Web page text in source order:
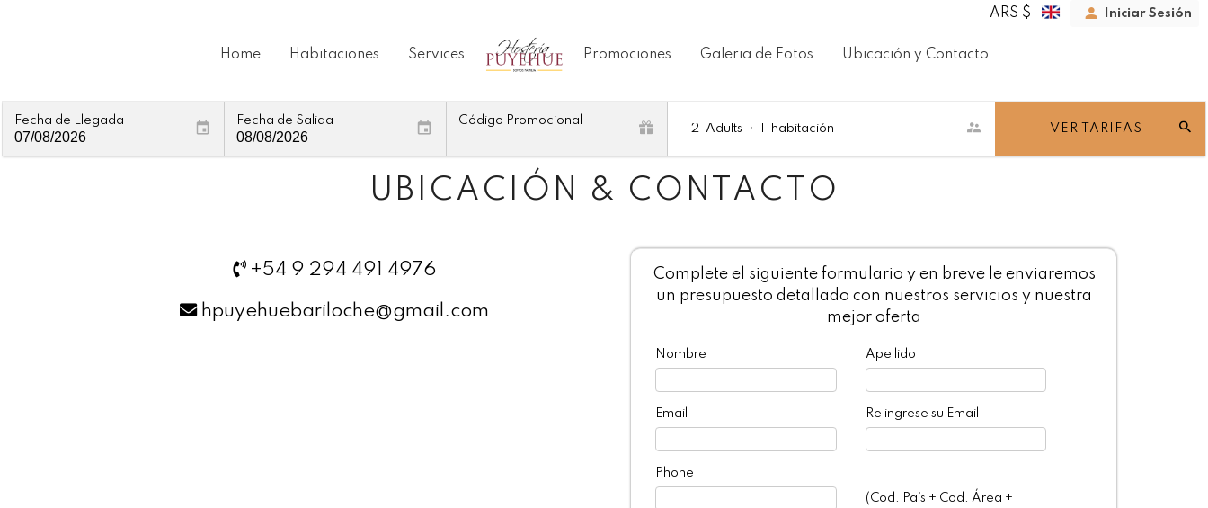
ARS $ Iniciar Sesión
Home Habitaciones Services Promociones Galeria de Fotos Ubicación y Contacto
Fecha de Llegada Fecha de Salida Código Promocional
2 Adults • habitación VER TARIFAS
UBICACIÓN & CONTACTO
+54 9 294 491 4976
hpuyehuebariloche@gmail.com
Complete el siguiente formulario y en breve le enviaremos
un presupuesto detallado con nuestros servicios y nuestra
mejor oferta
Nombre Apellido
Email Re ingrese su Email
Phone
(Cod. País + Cod. Área +